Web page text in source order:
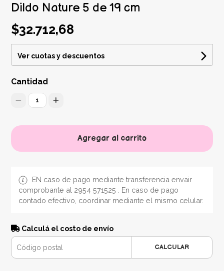
Dildo Nature 5 de 19 cm
$32.712,68
Ver cuotas y descuentos
Cantidad
1
Agregar al carrito
EN caso de pago mediante transferencia envair
comprobante al 2954 571525 . En caso de pago
contado efectivo, coordinar mediante el mismo celular.
Calculá el costo de envío
CALCULAR